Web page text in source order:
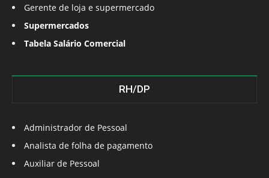
Gerente de loja e supermercado
Supermercados
Tabela Salário Comercial
RH/DP
Administrador de Pessoal
Analista de folha de pagamento
Auxiliar de Pessoal